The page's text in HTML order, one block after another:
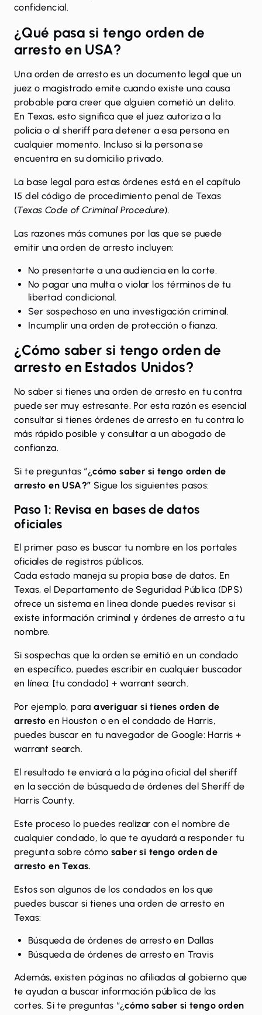
confidencial.
¿Qué pasa si tengo orden de
arresto en USA?
Una orden de arresto es un documento legal que un
juez o magistrado emite cuando existe una causa
probable para creer que alguien cometió un delito.
En Texas, esto significa que el juez autoriza a la
policía o al sheriff para detener a esa persona en
cualquier momento. Incluso si la persona se
encuentra en su domicilio privado.
La base legal para estas órdenes está en el capítulo
15 del código de procedimiento penal de Texas
(Texas Code of Criminal Procedure).
Las razones más comunes por las que se puede
emitir una orden de arresto incluyen:
No presentarte a una audiencia en la corte.
No pagar una multa o violar los términos de tu
libertad condicional.
Ser sospechoso en una investigación criminal.
Incumplir una orden de protección o fianza.
¿Cómo saber si tengo orden de
arresto en Estados Unidos?
No saber si tienes una orden de arresto en tu contra
puede ser muy estresante. Por esta razón es esencial
consultar si tienes órdenes de arresto en tu contra lo
más rápido posible y consultar a un abogado de
confianza.
Si te preguntas “¿cómo saber si tengo orden de
arresto en USA?” Sigue los siguientes pasos:
Paso 1: Revisa en bases de datos
oficiales
El primer paso es buscar tu nombre en los portales
oficiales de registros públicos.
Cada estado maneja su propia base de datos. En
Texas, el Departamento de Seguridad Pública (DPS)
ofrece unsistema en línea donde puedes revisar si
existe información criminal y órdenes de arresto a tu
nombre.
Si sospechas que la orden se emitió en un condado
en específico, puedes escribir en cualquier buscador
en línea: [tu condado] + warrant search.
Por ejemplo, paraaveriguar si tienes orden de
arrestoen Houston o en el condado de Harris,
puedes buscar en tu navegador de Google: Harris +
warrant search.
El resultado te enviará a la página oficial del sheriff
en la sección de búsqueda de órdenes del Sheriff de
Harris County.
Este proceso lo puedes realizar con el nombre de
cualquier condado, lo que te ayudará a responder tu
pregunta sobre cómo saber si tengo orden de
arresto en Texas.
Estos son algunos de los condados en los que
puedes buscar si tienes una orden de arresto en
Texas:
Búsqueda de órdenes de arresto en Dallas
Búsqueda de órdenes de arresto en Travis
Además, existen páginas no afiliadas al gobierno que
te ayudan a buscar información pública de las
cortes. Si te preguntas “¿cómo saber si tengo orden